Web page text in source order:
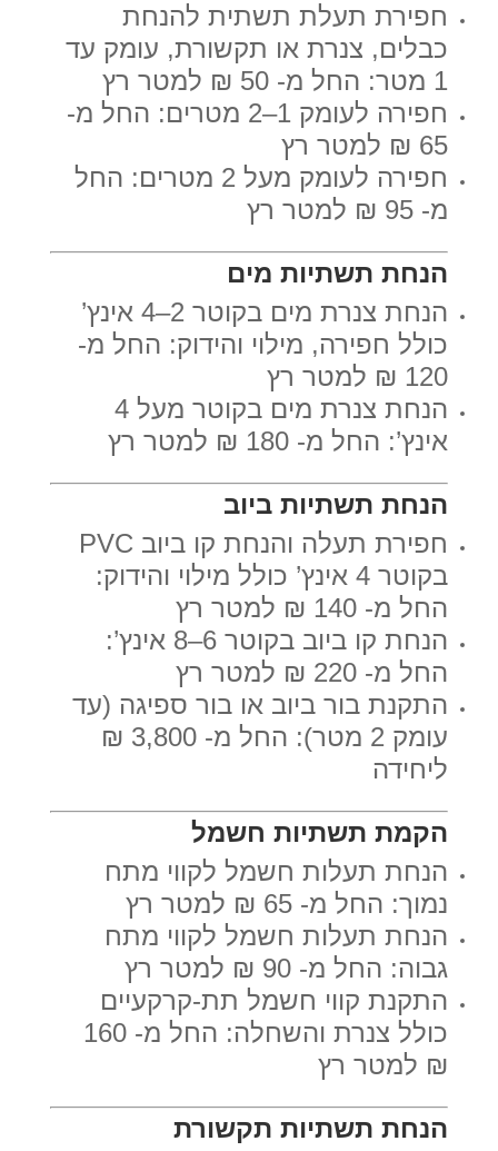
חפירת תעלת תשתית להנחת
כבלים, צנרת או תקשורת, עומק עד
1 מטר: החל מ- 50 ₪ למטר רץ
חפירה לעומק 1–2 מטרים: החל מ-
65 ₪ למטר רץ
חפירה לעומק מעל 2 מטרים: החל
מ- 95 ₪ למטר רץ
הנחת תשתיות מים
הנחת צנרת מים בקוטר 2–4 אינץ’
כולל חפירה, מילוי והידוק: החל מ-
120 ₪ למטר רץ
הנחת צנרת מים בקוטר מעל 4
אינץ’: החל מ- 180 ₪ למטר רץ
הנחת תשתיות ביוב
חפירת תעלה והנחת קו ביוב PVC
בקוטר 4 אינץ’ כולל מילוי והידוק:
החל מ- 140 ₪ למטר רץ
הנחת קו ביוב בקוטר 6–8 אינץ’:
החל מ- 220 ₪ למטר רץ
התקנת בור ביוב או בור ספיגה (עד
עומק 2 מטר): החל מ- 3,800 ₪
ליחידה
הקמת תשתיות חשמל
הנחת תעלות חשמל לקווי מתח
נמוך: החל מ- 65 ₪ למטר רץ
הנחת תעלות חשמל לקווי מתח
גבוה: החל מ- 90 ₪ למטר רץ
התקנת קווי חשמל תת-קרקעיים
כולל צנרת והשחלה: החל מ- 160
₪ למטר רץ
הנחת תשתיות תקשורת